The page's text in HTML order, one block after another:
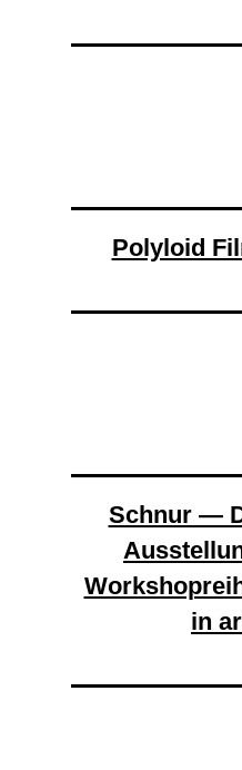
Polyloid
Schnur —
in